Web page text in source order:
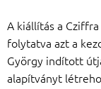
A kiállítás a
folytatva azt a
György indított
alapítványt